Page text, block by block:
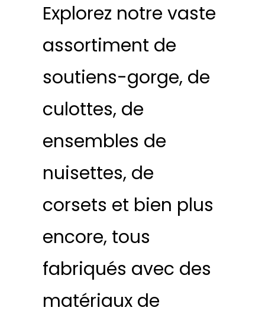
Explorez notre vaste
assortiment de
soutiens-gorge, de
culottes, de
ensembles de
nuisettes, de
corsets et bien plus
encore, tous
fabriqués avec des
matériaux de